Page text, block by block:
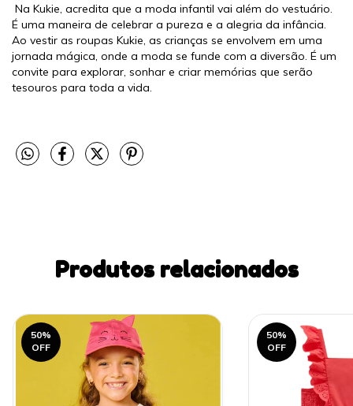
Na Kukie, acredita que a moda infantil vai além do vestuário.
É uma maneira de celebrar a pureza e a alegria da infância.
Ao vestir as roupas Kukie, as crianças se envolvem em uma
jornada mágica, onde a moda se funde com a diversão. É um
convite para explorar, sonhar e criar memórias que serão
tesouros para toda a vida.
Produtos relacionados
50%
OFF
50%
OFF